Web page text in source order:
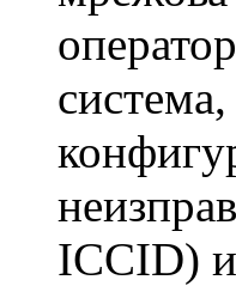
ICCID) и